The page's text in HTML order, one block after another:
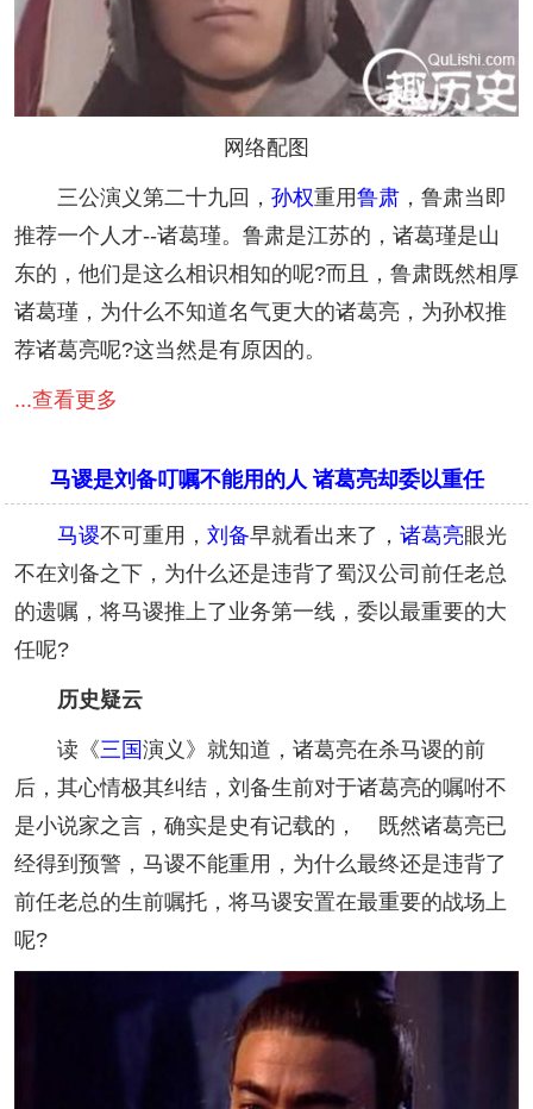
网络配图
三公演义第二十九回， 孙权重用鲁肃 ，鲁肃当即
推荐一个人才--诸葛瑾。鲁肃是江苏的，诸葛瑾是山
东的，他们是这么相识相知的呢?而且，鲁肃既然相厚
诸葛瑾，为什么不知道名气更大的诸葛亮，为孙权推
荐诸葛亮呢?这当然是有原因的。
...查看更多
马谡是刘备叮嘱不能用的人 诸葛亮却委以重任
马谡不可重用， 刘备早就看出来了， 诸葛亮眼光
不在刘备之下，为什么还是违背了蜀汉公司前任老总
的遗嘱，将马谡推上了业务第一线，委以最重要的大
任呢?
历史疑云
读《三国演义》就知道，诸葛亮在杀马谡的前
后，其心情极其纠结，刘备生前对于诸葛亮的嘱咐不
是小说家之言，确实是史有记载的， 既然诸葛亮已
经得到预警，马谡不能重用，为什么最终还是违背了
前任老总的生前嘱托，将马谡安置在最重要的战场上
呢?